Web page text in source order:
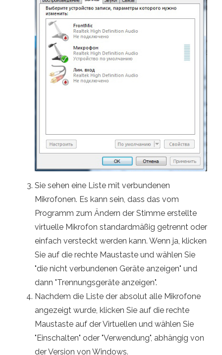
Sie sehen eine Liste mit verbundenen
Mikrofonen. Es kann sein, dass das vom
Programm zum Ändern der Stimme erstellte
virtuelle Mikrofon standardmäßig getrennt oder
einfach versteckt werden kann. Wenn ja, klicken
Sie auf die rechte Maustaste und wählen Sie
"die nicht verbundenen Geräte anzeigen" und
dann "Trennungsgeräte anzeigen".
Nachdem die Liste der absolut alle Mikrofone
angezeigt wurde, klicken Sie auf die rechte
Maustaste auf der Virtuellen und wählen Sie
"Einschalten" oder "Verwendung", abhängig von
der Version von Windows.